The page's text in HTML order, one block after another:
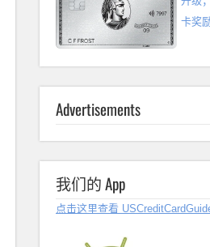
卡奖
Advertisements
我们的 App
点击这里查看